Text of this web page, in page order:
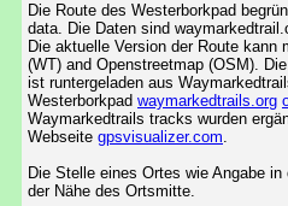
Die Route des Westerborkpad
data. Die Daten sind
Die aktuelle Version der Route kann
(WT) and Openstreetmap (OSM).
ist runtergeladen aus
Westerborkpad waymarkedtrails.org
Waymarkedtrails tracks wurden
Webseite gpsvisualizer.com.
Die Stelle eines Ortes wie Angabe
der Nähe des Ortsmitte.